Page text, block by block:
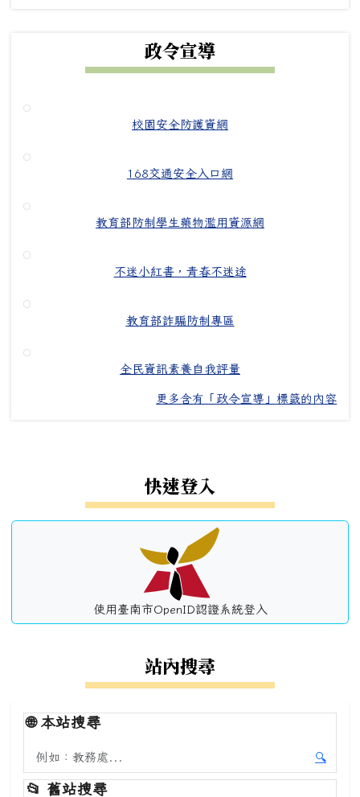
政令宣導
校園安全防護資網
168交通安全入口網
教育部防制學生藥物濫用資源網
不迷小紅書，青春不迷途
教育部詐騙防制專區
全民資訊素養自我評量
更多含有「政令宣導」標籤的內容
快速登入
使用臺南市OpenID認證系統登入
站內搜尋
🌐本站搜尋
搜尋本站內容
🔍
開始本
📂 舊站搜尋